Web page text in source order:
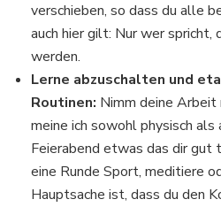
verschieben, so dass du alle
auch hier gilt: Nur wer spricht,
werden.
Lerne abzuschalten und
Routinen: Nimm deine Arbeit
meine ich sowohl physisch als
Feierabend etwas das dir gut
eine Runde Sport, meditiere
Hauptsache ist, dass du den